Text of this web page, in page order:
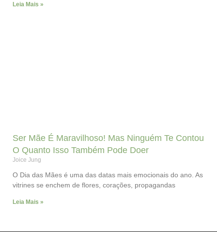
Leia Mais »
Ser Mãe É Maravilhoso! Mas Ninguém Te Contou
O Quanto Isso Também Pode Doer
Joice Jung
O Dia das Mães é uma das datas mais emocionais do ano. As
vitrines se enchem de flores, corações, propagandas
Leia Mais »